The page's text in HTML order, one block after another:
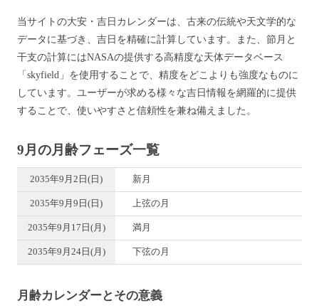
当サイトの大安・吉日カレンダーは、古来の伝統や天文学的な
データに基づき、吉日を精確に計算しています。また、節月と
干支の計算にはNASAの提供する高精度な天体データベース
「skyfield」を使用することで、精度をどこよりも強度なものに
しています。ユーザーが求める様々な吉日情報を網羅的に提供
することで、使いやすさと信頼性を兼ね備えました。
9月の月齢フェーズ一覧
2035年9月2日(日) 新月
2035年9月9日(日) 上弦の月
2035年9月17日(月) 満月
2035年9月24日(月) 下弦の月
月齢カレンダーとその意義